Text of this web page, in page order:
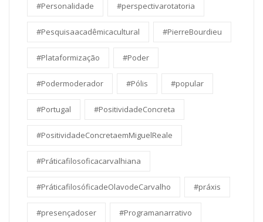
#Personalidade #perspectivarotatoria
#Pesquisaacadêmicacultural #PierreBourdieu
#Plataformização #Poder
#Podermoderador #Pólis #popular
#Portugal #PositividadeConcreta
#PositividadeConcretaemMiguelReale
#Práticafilosoficacarvalhiana
#PráticafilosóficadeOlavodeCarvalho #práxis
#presençadoser #Programanarrativo